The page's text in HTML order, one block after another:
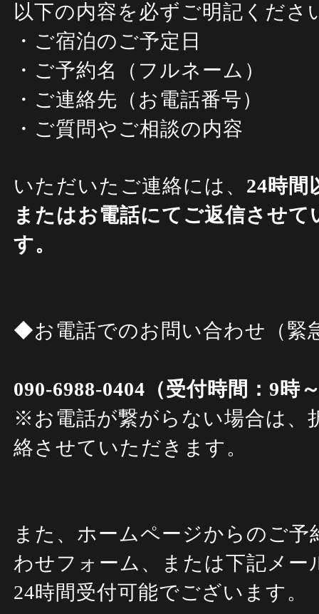
以下の内容を必ずご明記くださ
・ご宿泊のご予定日
・ご予約名（フルネーム）
・ご連絡先（お電話番号）
・ご質問やご相談の内容
いただいたご連絡には、 24時間
またはお電話にてご返信させて
す。
◆お電話でのお問い合わせ（緊
090-6988-0404（受付時間：9時
※お電話が繋がらない場合は、
絡させていただきます。
また、ホームページからのご予
わせフォーム、または下記メー
24時間受付可能でございます。